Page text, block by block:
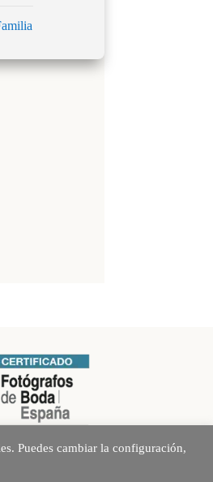
Puedes cambiar la configuración,